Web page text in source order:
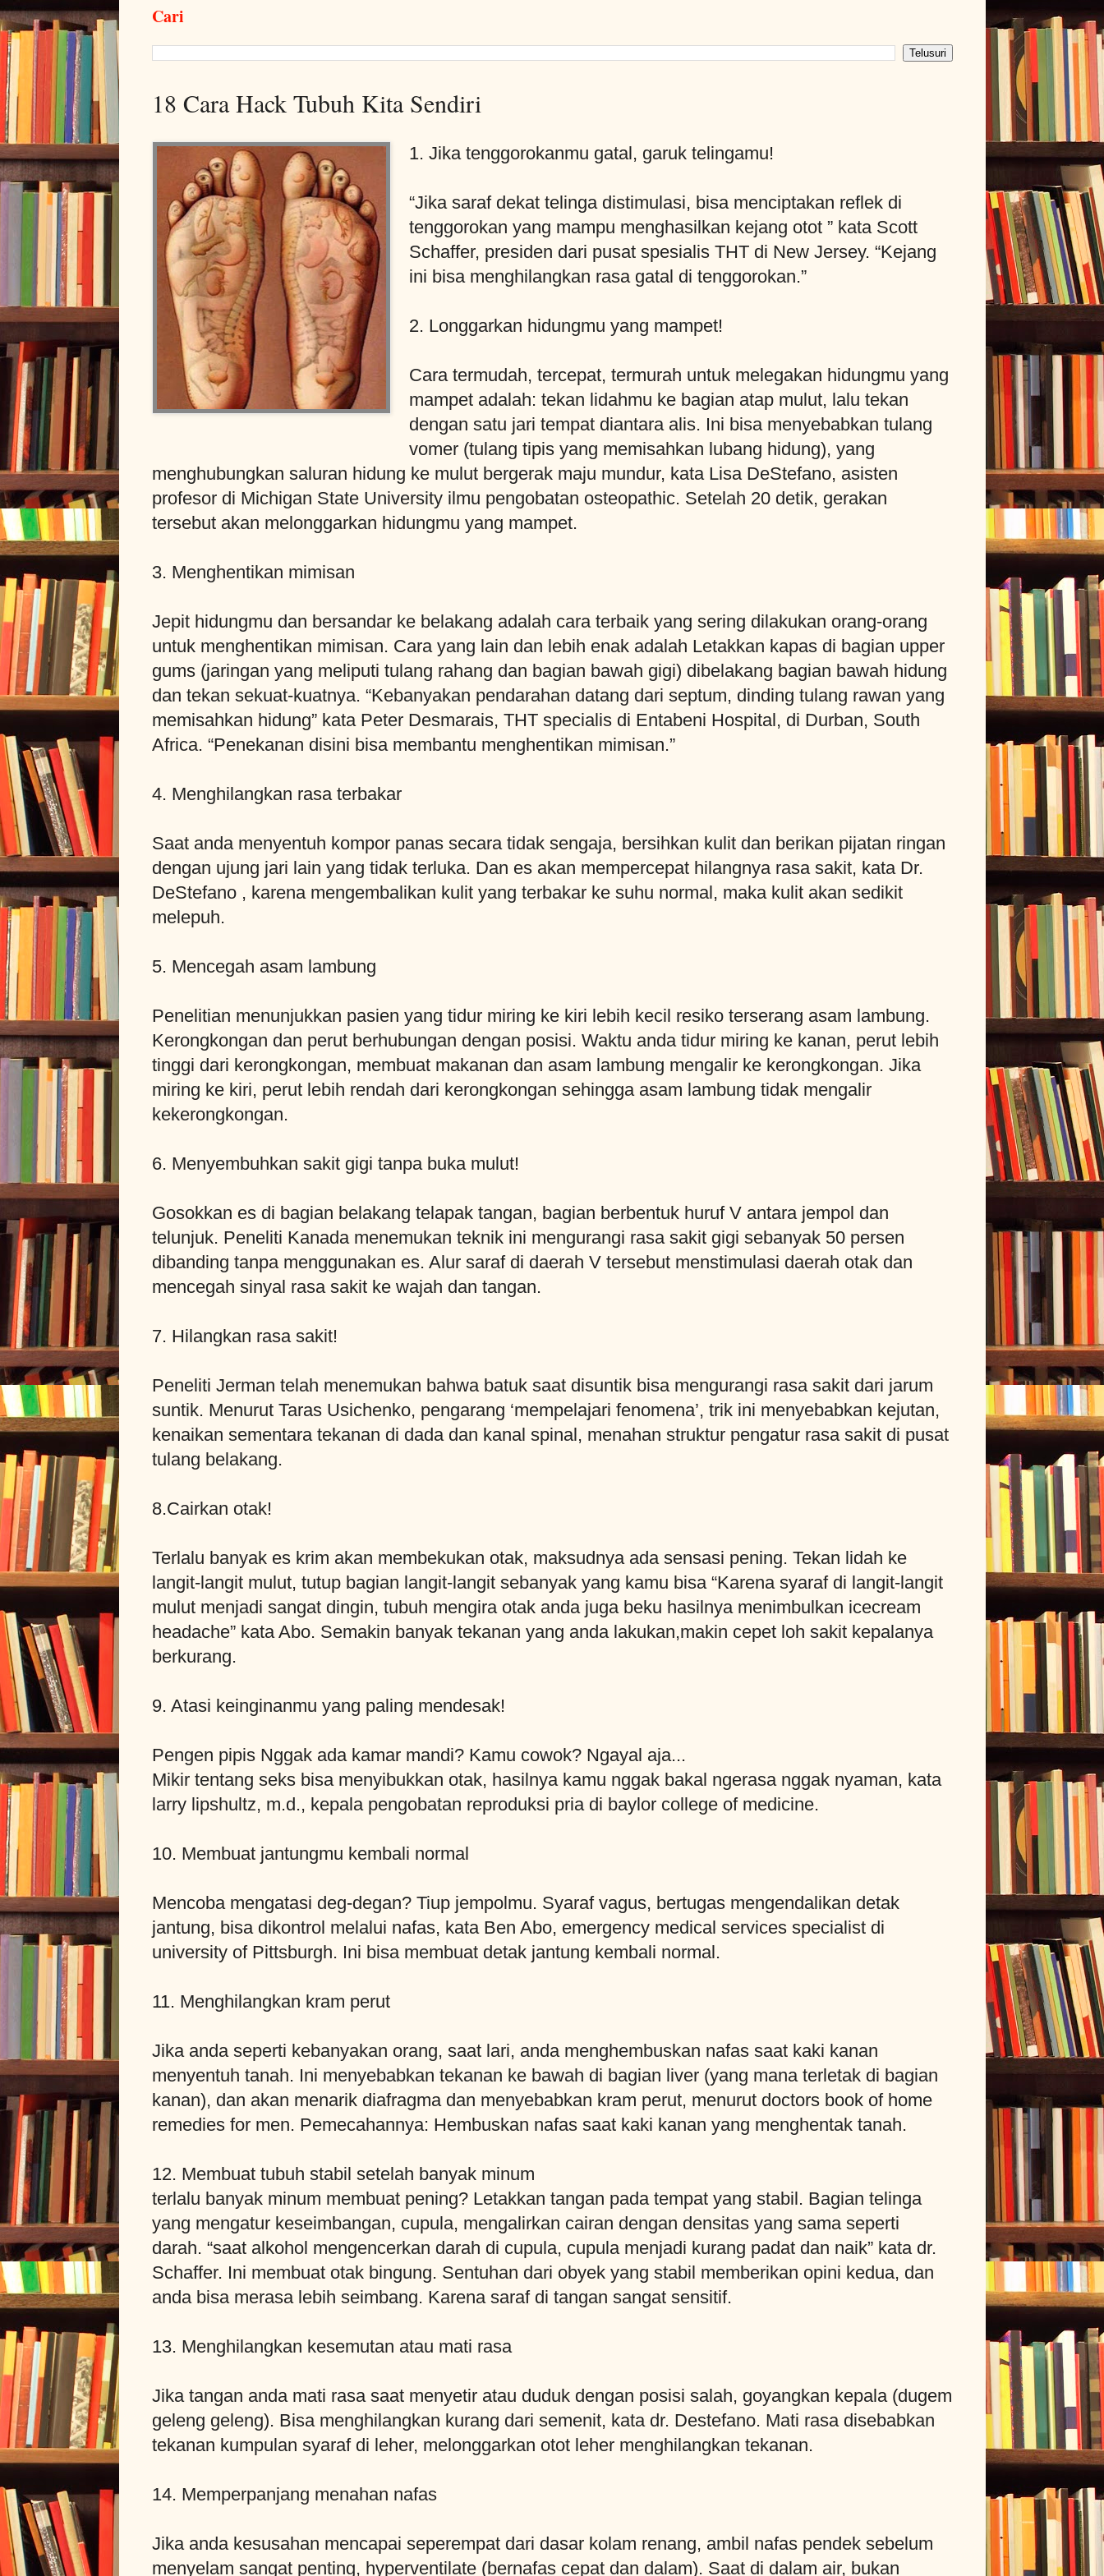
Cari
18 Cara Hack Tubuh Kita Sendiri
1. Jika tenggorokanmu gatal, garuk telingamu!
“Jika saraf dekat telinga distimulasi, bisa menciptakan reflek di
tenggorokan yang mampu menghasilkan kejang otot ” kata Scott
Schaffer, presiden dari pusat spesialis THT di New Jersey. “Kejang
ini bisa menghilangkan rasa gatal di tenggorokan.”
2. Longgarkan hidungmu yang mampet!
Cara termudah, tercepat, termurah untuk melegakan hidungmu yang
mampet adalah: tekan lidahmu ke bagian atap mulut, lalu tekan
dengan satu jari tempat diantara alis. Ini bisa menyebabkan tulang
vomer (tulang tipis yang memisahkan lubang hidung), yang
menghubungkan saluran hidung ke mulut bergerak maju mundur, kata Lisa DeStefano, asisten
profesor di Michigan State University ilmu pengobatan osteopathic. Setelah 20 detik, gerakan
tersebut akan melonggarkan hidungmu yang mampet.
3. Menghentikan mimisan
Jepit hidungmu dan bersandar ke belakang adalah cara terbaik yang sering dilakukan orang-orang
untuk menghentikan mimisan. Cara yang lain dan lebih enak adalah Letakkan kapas di bagian upper
gums (jaringan yang meliputi tulang rahang dan bagian bawah gigi) dibelakang bagian bawah hidung
dan tekan sekuat-kuatnya. “Kebanyakan pendarahan datang dari septum, dinding tulang rawan yang
memisahkan hidung” kata Peter Desmarais, THT specialis di Entabeni Hospital, di Durban, South
Africa. “Penekanan disini bisa membantu menghentikan mimisan.”
4. Menghilangkan rasa terbakar
Saat anda menyentuh kompor panas secara tidak sengaja, bersihkan kulit dan berikan pijatan ringan
dengan ujung jari lain yang tidak terluka. Dan es akan mempercepat hilangnya rasa sakit, kata Dr.
DeStefano , karena mengembalikan kulit yang terbakar ke suhu normal, maka kulit akan sedikit
melepuh.
5. Mencegah asam lambung
Penelitian menunjukkan pasien yang tidur miring ke kiri lebih kecil resiko terserang asam lambung.
Kerongkongan dan perut berhubungan dengan posisi. Waktu anda tidur miring ke kanan, perut lebih
tinggi dari kerongkongan, membuat makanan dan asam lambung mengalir ke kerongkongan. Jika
miring ke kiri, perut lebih rendah dari kerongkongan sehingga asam lambung tidak mengalir
kekerongkongan.
6. Menyembuhkan sakit gigi tanpa buka mulut!
Gosokkan es di bagian belakang telapak tangan, bagian berbentuk huruf V antara jempol dan
telunjuk. Peneliti Kanada menemukan teknik ini mengurangi rasa sakit gigi sebanyak 50 persen
dibanding tanpa menggunakan es. Alur saraf di daerah V tersebut menstimulasi daerah otak dan
mencegah sinyal rasa sakit ke wajah dan tangan.
7. Hilangkan rasa sakit!
Peneliti Jerman telah menemukan bahwa batuk saat disuntik bisa mengurangi rasa sakit dari jarum
suntik. Menurut Taras Usichenko, pengarang ‘mempelajari fenomena’, trik ini menyebabkan kejutan,
kenaikan sementara tekanan di dada dan kanal spinal, menahan struktur pengatur rasa sakit di pusat
tulang belakang.
8.Cairkan otak!
Terlalu banyak es krim akan membekukan otak, maksudnya ada sensasi pening. Tekan lidah ke
langit-langit mulut, tutup bagian langit-langit sebanyak yang kamu bisa “Karena syaraf di langit-langit
mulut menjadi sangat dingin, tubuh mengira otak anda juga beku hasilnya menimbulkan icecream
headache” kata Abo. Semakin banyak tekanan yang anda lakukan,makin cepet loh sakit kepalanya
berkurang.
9. Atasi keinginanmu yang paling mendesak!
Pengen pipis Nggak ada kamar mandi? Kamu cowok? Ngayal aja...
Mikir tentang seks bisa menyibukkan otak, hasilnya kamu nggak bakal ngerasa nggak nyaman, kata
larry lipshultz, m.d., kepala pengobatan reproduksi pria di baylor college of medicine.
10. Membuat jantungmu kembali normal
Mencoba mengatasi deg-degan? Tiup jempolmu. Syaraf vagus, bertugas mengendalikan detak
jantung, bisa dikontrol melalui nafas, kata Ben Abo, emergency medical services specialist di
university of Pittsburgh. Ini bisa membuat detak jantung kembali normal.
11. Menghilangkan kram perut
Jika anda seperti kebanyakan orang, saat lari, anda menghembuskan nafas saat kaki kanan
menyentuh tanah. Ini menyebabkan tekanan ke bawah di bagian liver (yang mana terletak di bagian
kanan), dan akan menarik diafragma dan menyebabkan kram perut, menurut doctors book of home
remedies for men. Pemecahannya: Hembuskan nafas saat kaki kanan yang menghentak tanah.
12. Membuat tubuh stabil setelah banyak minum
terlalu banyak minum membuat pening? Letakkan tangan pada tempat yang stabil. Bagian telinga
yang mengatur keseimbangan, cupula, mengalirkan cairan dengan densitas yang sama seperti
darah. “saat alkohol mengencerkan darah di cupula, cupula menjadi kurang padat dan naik” kata dr.
Schaffer. Ini membuat otak bingung. Sentuhan dari obyek yang stabil memberikan opini kedua, dan
anda bisa merasa lebih seimbang. Karena saraf di tangan sangat sensitif.
13. Menghilangkan kesemutan atau mati rasa
Jika tangan anda mati rasa saat menyetir atau duduk dengan posisi salah, goyangkan kepala (dugem
geleng geleng). Bisa menghilangkan kurang dari semenit, kata dr. Destefano. Mati rasa disebabkan
tekanan kumpulan syaraf di leher, melonggarkan otot leher menghilangkan tekanan.
14. Memperpanjang menahan nafas
Jika anda kesusahan mencapai seperempat dari dasar kolam renang, ambil nafas pendek sebelum
menyelam sangat penting, hyperventilate (bernafas cepat dan dalam). Saat di dalam air, bukan